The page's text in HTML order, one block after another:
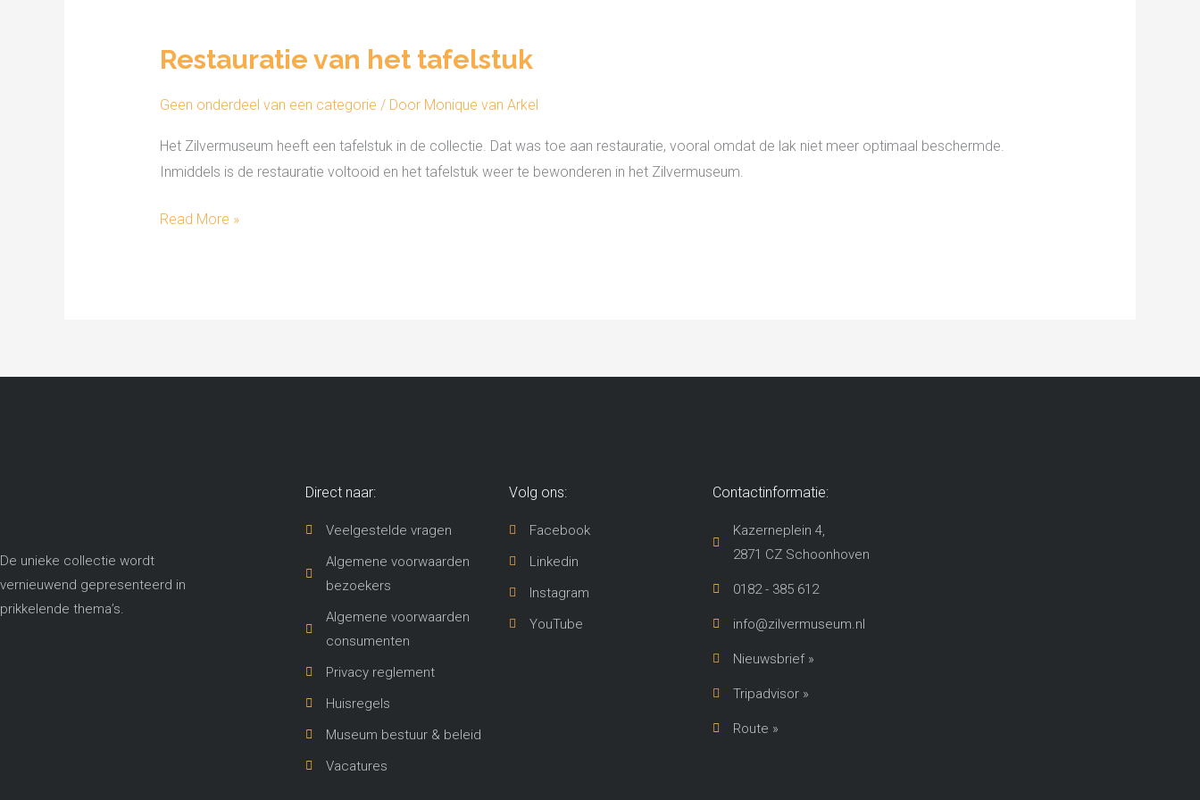
Restauratie van het tafelstuk
Geen onderdeel van een categorie / Door Monique van Arkel
Het Zilvermuseum heeft een tafelstuk in de collectie. Dat was toe aan restauratie, vooral omdat de lak niet meer optimaal beschermde.
Inmiddels is de restauratie voltooid en het tafelstuk weer te bewonderen in het Zilvermuseum.
het
Read More »
De unieke collectie wordt
vernieuwend gepresenteerd in
prikkelende thema’s​.
Direct naar:
Veelgestelde vragen
Algemene voorwaarden
bezoekers
Algemene voorwaarden
consumenten
Privacy reglement
Huisregels
Museum bestuur & beleid
Vacatures
Volg ons:
Facebook
Linkedin
Instagram
YouTube
Contactinformatie:
Kazerneplein 4,
2871 CZ Schoonhoven​
0182 - 385 612
info@zilvermuseum.nl
Nieuwsbrief »
Tripadvisor »
Route »